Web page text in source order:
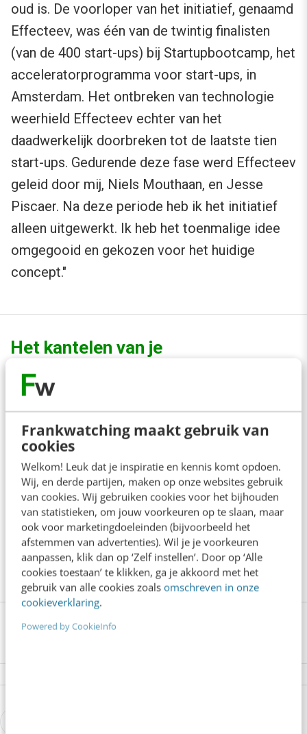
Frankwatching maakt gebruik van
cookies
Welkom! Leuk dat je inspiratie en kennis komt opdoen.
Wij, en derde partijen, maken op onze websites gebruik
van cookies. Wij gebruiken cookies voor het bijhouden
van statistieken, om jouw voorkeuren op te slaan, maar
ook voor marketingdoeleinden (bijvoorbeeld het
afstemmen van advertenties). Wil je je voorkeuren
aanpassen, klik dan op ‘Zelf instellen’. Door op ‘Alle
cookies toestaan’ te klikken, ga je akkoord met het
gebruik van alle cookies zoals omschreven in onze
cookieverklaring.
Powered by CookieInfo
oud is. De voorloper van het initiatief, genaamd
Effecteev, was één van de twintig finalisten
(van de 400 start-ups) bij Startupbootcamp, het
acceleratorprogramma voor start-ups, in
Amsterdam. Het ontbreken van technologie
weerhield Effecteev echter van het
daadwerkelijk doorbreken tot de laatste tien
start-ups. Gedurende deze fase werd Effecteev
geleid door mij, Niels Mouthaan, en Jesse
Piscaer. Na deze periode heb ik het initiatief
alleen uitgewerkt. Ik heb het toenmalige idee
omgegooid en gekozen voor het huidige
concept."
Het kantelen van je
contentstrategie
succesvol doorstaan van perioden van schaarste.
Wil jij het digitale landschap beter leren begrijpen?
Meer leren over het Always On-
marketingmechanisme? En hoe je ongeacht de
situatie jouw resultaten kunt optimaliseren? Dan is
de training Always On marketing & campagnes
wellicht iets voor je. Benieuwd?